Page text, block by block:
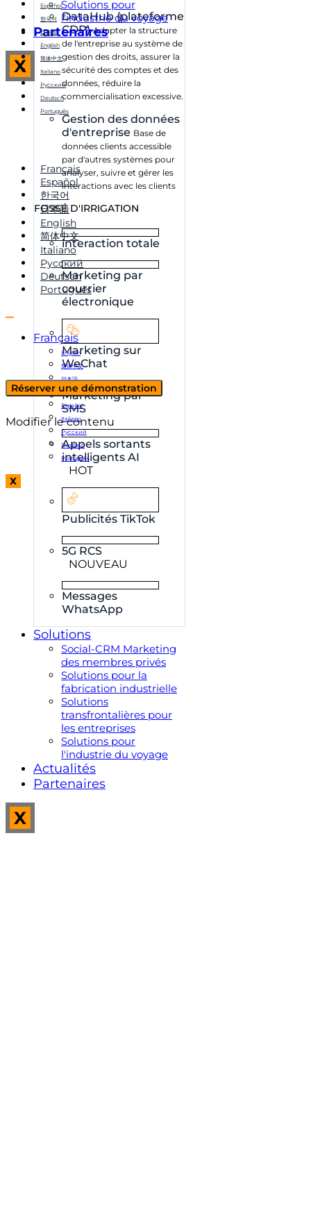
DataHub (plateforme
CDP) Adapter la structure
de l'entreprise au système de
gestion des droits, assurer la
sécurité des comptes et des
données, réduire la
commercialisation excessive.
Gestion des données
d'entreprise Base de
données clients accessible
par d'autres systèmes pour
analyser, suivre et gérer les
interactions avec les clients
FOSSÉ D'IRRIGATION
interaction totale
Marketing par
courrier
électronique
Marketing sur
WeChat
Marketing par
SMS
Appels sortants
intelligents AI
HOT
Publicités TikTok
5G RCS
NOUVEAU
Messages
WhatsApp
Solutions
Social-CRM Marketing
des membres privés
Solutions pour la
fabrication industrielle
Solutions
transfrontalières pour
les entreprises
Solutions pour
l'industrie du voyage
Actualités
Partenaires
X
Solutions pour
l'industrie du voyage
Partenaires
X
Español
한국어
日本語
English
简体中文
Italiano
Русский
Deutsch
Português
Français
Español
한국어
日本語
English
简体中文
Italiano
Русский
Deutsch
Português
Français
English
简体中文
日本語
한국어
Español
Italiano
Русский
Deutsch
Português
X
Réserver une démonstration
Modifier le contenu